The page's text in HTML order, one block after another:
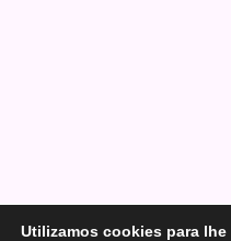
Utilizamos cookies para